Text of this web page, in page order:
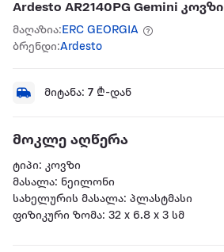
Ardesto AR2140PG Gemini კოვზი
მაღაზია:ERC GEORGIA
ბრენდი:Ardesto
მიტანა: 7 ₾-დან
მოკლე აღწერა
ტიპი: კოვზი
მასალა: ნეილონი
სახელურის მასალა: პლასტმასი
ფიზიკური ზომა: 32 x 6.8 x 3 სმ